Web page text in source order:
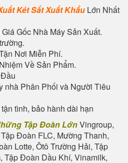
KétSắt Xuất Khẩu Lớn Nhất
Gốc Nhà Máy Sản Xuất.
Nơi Miễn Phí.
Về Sản Phẩm.
nhà Phân Phối và Người Tiêu
tình, bảo hành dài hạn
Tập Đoàn LớnVingroup,
Đoàn FLC, Mường Thanh,
Lotte, Ôtô Trường Hải, Tập
Đoàn Dầu Khí, Vinamilk,